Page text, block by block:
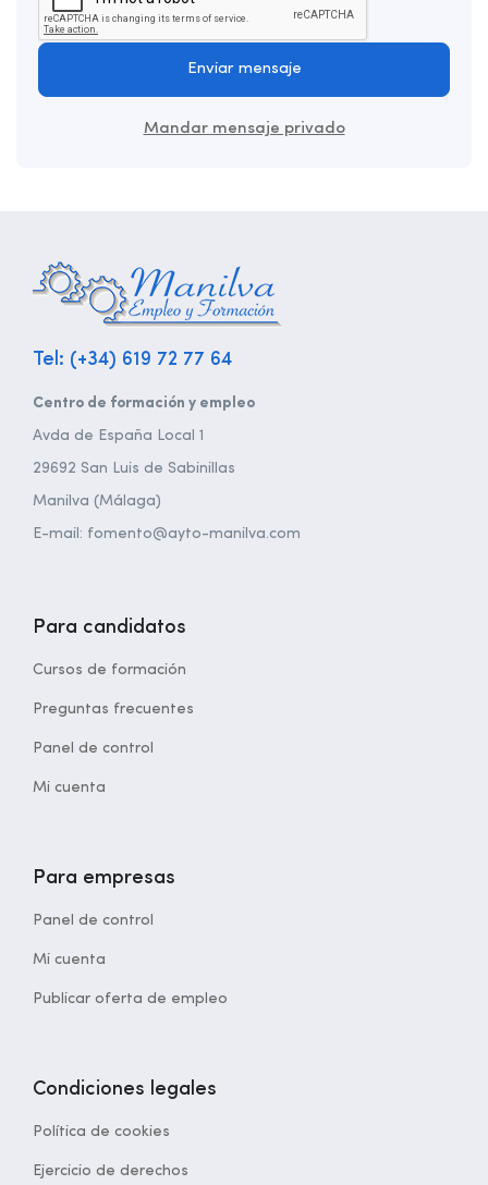
Enviar mensaje
Mandar mensaje privado
Tel: (+34) 619 72 77 64
Centro de formación y empleo
Avda de España Local 1
29692 San Luis de Sabinillas
Manilva (Málaga)
E-mail: fomento@ayto-manilva.com
Para candidatos
Cursos de formación
Preguntas frecuentes
Panel de control
Mi cuenta
Para empresas
Panel de control
Mi cuenta
Publicar oferta de empleo
Condiciones legales
Política de cookies
Ejercicio de derechos